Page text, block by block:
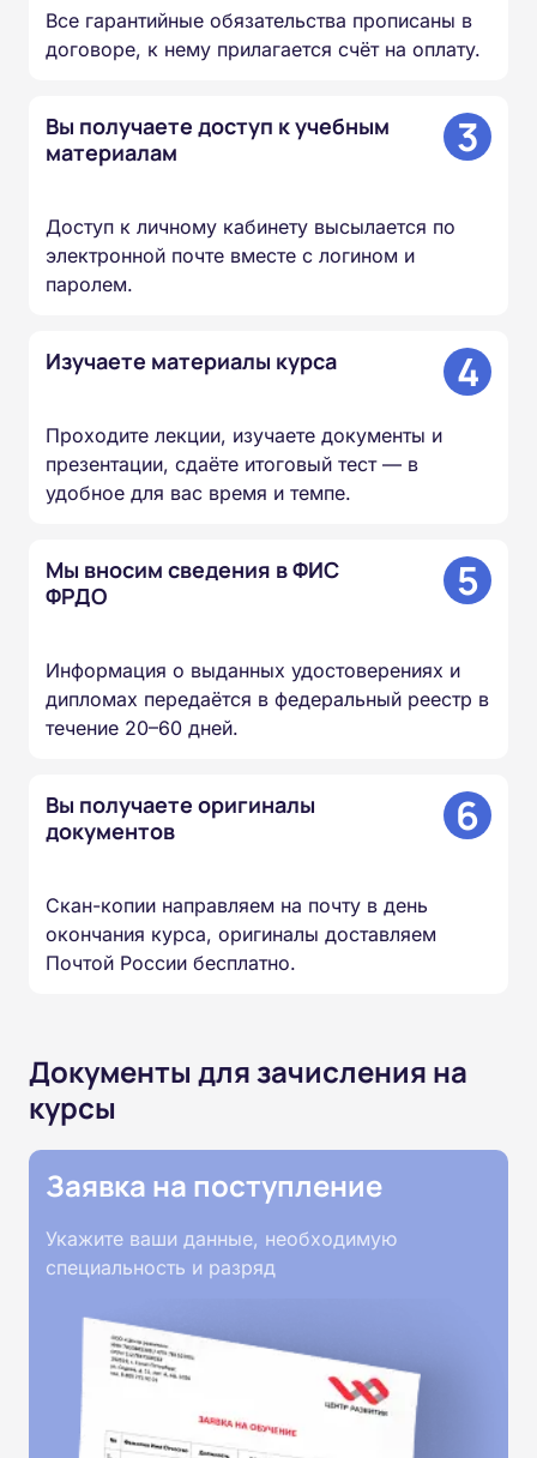
Все гарантийные обязательства прописаны в
договоре, к нему прилагается счёт на оплату.
Вы получаете доступ к учебным
материалам
3
Доступ к личному кабинету высылается по
электронной почте вместе с логином и
паролем.
Изучаете материалы курса 4
Проходите лекции, изучаете документы и
презентации, сдаёте итоговый тест — в
удобное для вас время и темпе.
Мы вносим сведения в ФИС
ФРДО
5
Информация о выданных удостоверениях и
дипломах передаётся в федеральный реестр в
течение 20–60 дней.
Вы получаете оригиналы
документов
6
Скан-копии направляем на почту в день
окончания курса, оригиналы доставляем
Почтой России бесплатно.
Документы для зачисления на
курсы
Заявка на поступление
Укажите ваши данные, необходимую
специальность и разряд